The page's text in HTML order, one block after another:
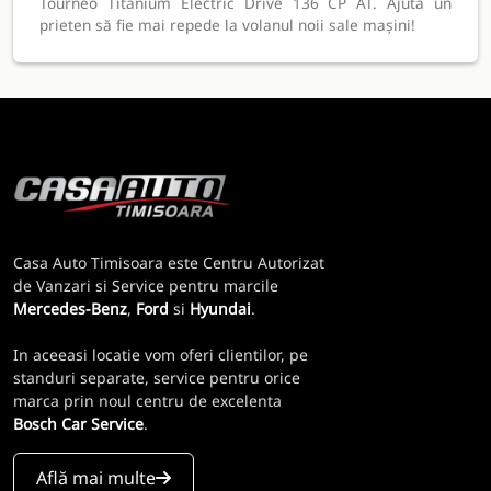
prieten să fie mai repede la volanul noii sale mașini!
Casa Auto Timisoara este Centru Autorizat
de Vanzari si Service pentru marcile
Mercedes-Benz, Ford si Hyundai.
In aceeasi locatie vom oferi clientilor, pe
standuri separate, service pentru orice
marca prin noul centru de excelenta
Bosch Car Service.
Află mai multe